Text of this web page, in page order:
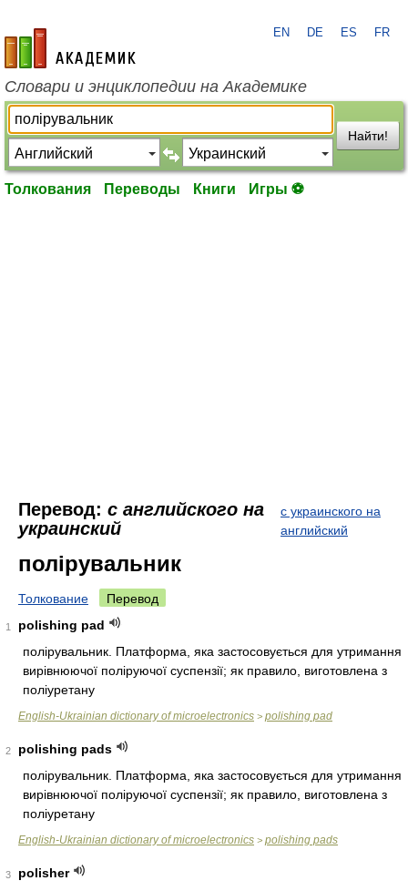
academic.ru
EN DE ES FR
Словари и энциклопедии на Академике
Найти!
Толкования Переводы Книги Игры ⚽
Перевод: с английского на
украинский
с украинского на
английский
полірувальник
Толкование Перевод
1
polishing pad
полірувальник. Платформа, яка застосовується для утримання
вирівнюючої поліруючої суспензії; як правило, виготовлена з
поліуретану
English-Ukrainian dictionary of microelectronics > polishing pad
2
polishing pads
полірувальник. Платформа, яка застосовується для утримання
вирівнюючої поліруючої суспензії; як правило, виготовлена з
поліуретану
English-Ukrainian dictionary of microelectronics > polishing pads
3
polisher